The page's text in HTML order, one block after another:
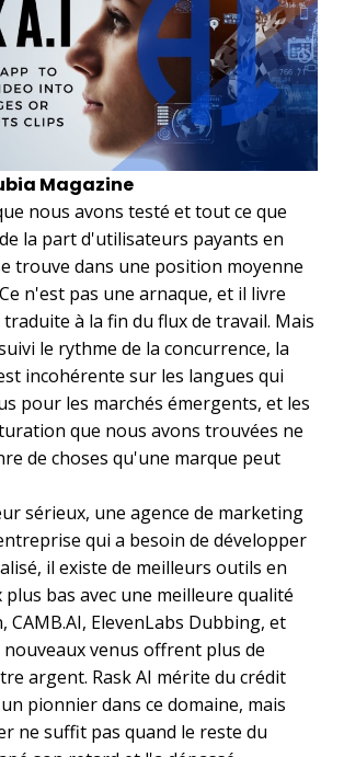
Magazine
nous avons testé et tout ce que
la part d'utilisateurs payants en
trouve dans une position moyenne
n'est pas une arnaque, et il livre
à la fin du flux de travail. Mais
le rythme de la concurrence, la
incohérente sur les langues qui
pour les marchés émergents, et les
que nous avons trouvées ne
de choses qu'une marque peut
sérieux, une agence de marketing
qui a besoin de développer
il existe de meilleurs outils en
plus bas avec une meilleure qualité
CAMB.AI, ElevenLabs Dubbing, et
nouveaux venus offrent plus de
argent. Rask AI mérite du crédit
pionnier dans ce domaine, mais
ne suffit pas quand le reste du